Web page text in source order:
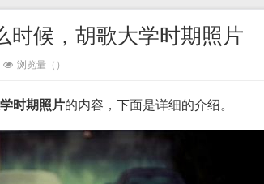
时候，胡歌大学时期照片
浏览量（ ）
时期照片的内容，下面是详细的介绍。